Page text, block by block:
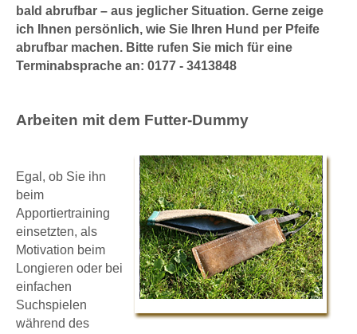
bald abrufbar – aus jeglicher Situation. Gerne zeige
ich Ihnen persönlich, wie Sie Ihren Hund per Pfeife
abrufbar machen. Bitte rufen Sie mich für eine
Terminabsprache an: 0177 - 3413848
Arbeiten mit dem Futter-Dummy
Egal, ob Sie ihn
beim
Apportiertraining
einsetzten, als
Motivation beim
Longieren oder bei
einfachen
Suchspielen
während des